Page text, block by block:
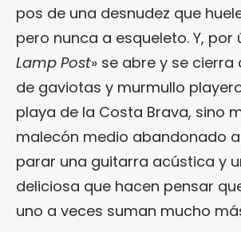
pos de una desnudez que
pero nunca a esqueleto. Y, por
Lamp Post» se abre y se
de gaviotas y murmullo
playa de la Costa Brava, sino
malecón medio abandonado
parar una guitarra acústica y
deliciosa que hacen pensar
uno a veces suman mucho